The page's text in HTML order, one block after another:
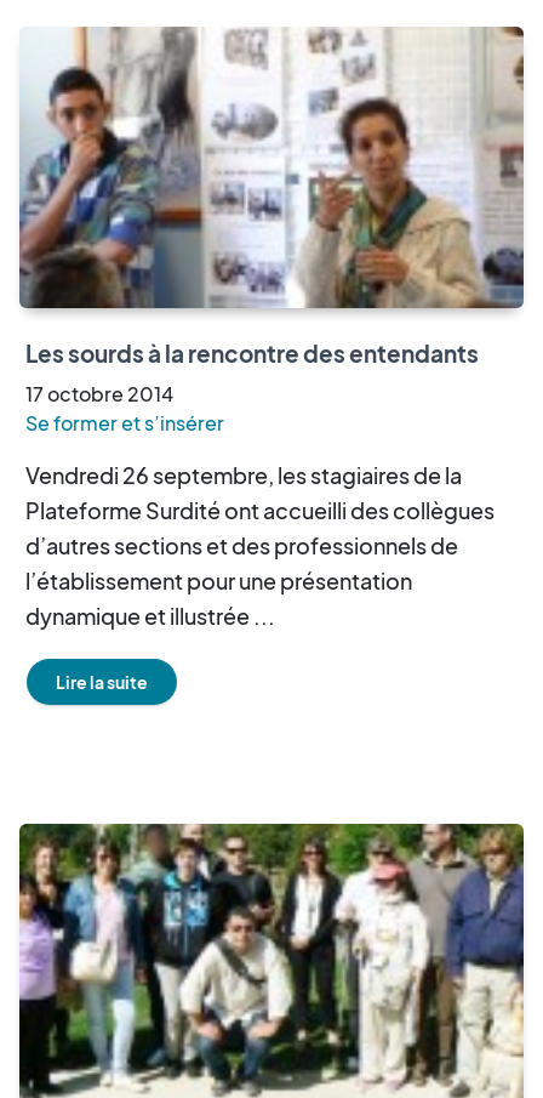
Les sourds à la rencontre des entendants
17octobre2014
Se former et s’insérer
Vendredi 26 septembre, les stagiaires de la
Plateforme Surdité ont accueilli des collègues
d’autres sections et des professionnels de
l’établissement pour une présentation
dynamique et illustrée ...
Lire la suite